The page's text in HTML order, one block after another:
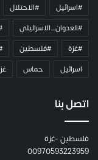
#اسرائيل #الاحتلال
#العدوان_الاسرائيلي
#غزة
#فلسطين
اسرائيل
حماس
اتصل بنا
فلسطين -غزة
00970593223959